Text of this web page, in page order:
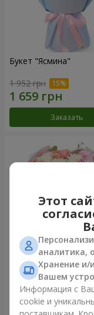
Букет "Ясмина"
1 952 грн
Заказать
Букет "Желаю
3 749 грн
Этот
аналитика,
Хранение и/
Вашем
Информация с
cookie и